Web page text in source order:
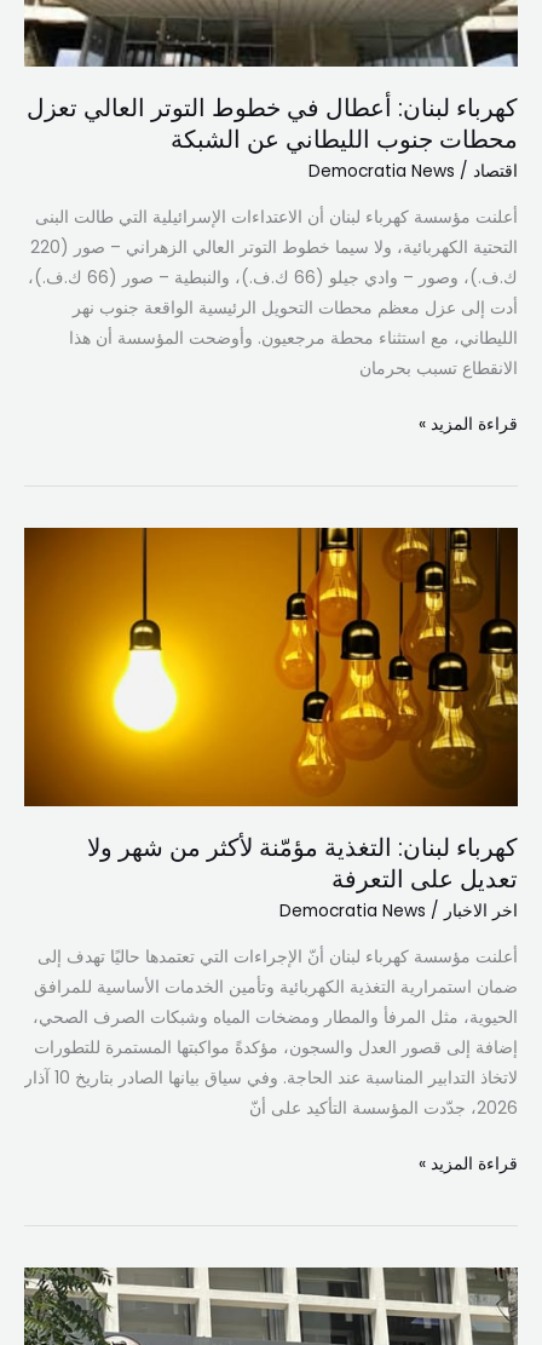
كهرباء لبنان: أعطال في خطوط التوتر العالي تعزل
محطات جنوب الليطاني عن الشبكة
اقتصاد /
Democratia News
أعلنت مؤسسة كهرباء لبنان أن الاعتداءات الإسرائيلية التي طالت البنى
التحتية الكهربائية، ولا سيما خطوط التوتر العالي الزهراني – صور (220
ك.ف.)، وصور – وادي جيلو (66 ك.ف.)، والنبطية – صور (66 ك.ف.)،
أدت إلى عزل معظم محطات التحويل الرئيسية الواقعة جنوب نهر
الليطاني، مع استثناء محطة مرجعيون. وأوضحت المؤسسة أن هذا
الانقطاع تسبب بحرمان
تعزل
محطات
جنوب
الليطاني
عن
الشبكة
قراءة المزيد »
كهرباء لبنان: التغذية مؤمّنة لأكثر من شهر ولا
تعديل على التعرفة
اخر الاخبار /
Democratia News
أعلنت مؤسسة كهرباء لبنان أنّ الإجراءات التي تعتمدها حاليًا تهدف إلى
ضمان استمرارية التغذية الكهربائية وتأمين الخدمات الأساسية للمرافق
الحيوية، مثل المرفأ والمطار ومضخات المياه وشبكات الصرف الصحي،
إضافة إلى قصور العدل والسجون، مؤكدةً مواكبتها المستمرة للتطورات
لاتخاذ التدابير المناسبة عند الحاجة. وفي سياق بيانها الصادر بتاريخ 10 آذار
2026، جدّدت المؤسسة التأكيد على أنّ
التغذية
مؤمّنة
لأكثر
من
شهر
على
التعرفة
قراءة المزيد »
كهرباء
لبنان: